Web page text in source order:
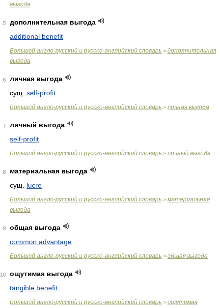
выгода
5
дополнительная выгода
additional benefit
Большой англо-русский и русско-английский словарь > дополнительная
выгода
6
личная выгода
сущ. self-profit
Большой англо-русский и русско-английский словарь > личная выгода
7
личный выгода
self-profit
Большой англо-русский и русско-английский словарь > личный выгода
8
материальная выгода
сущ. lucre
Большой англо-русский и русско-английский словарь > материальная
выгода
9
общая выгода
common advantage
Большой англо-русский и русско-английский словарь > общая выгода
10
ощутимая выгода
tangible benefit
Большой англо-русский и русско-английский словарь > ощутимая